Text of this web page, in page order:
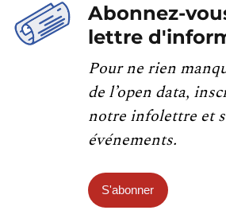
Abonnez-
lettre
Pour ne rien
de l’open data,
notre infolettre et
événements.
S'abonner